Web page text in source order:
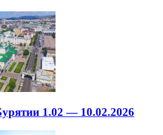
1.02 — 10.02.2026